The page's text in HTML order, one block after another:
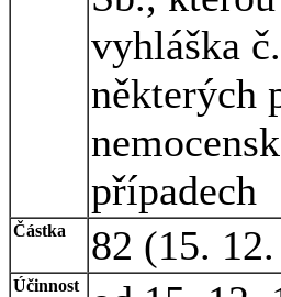
vyhláška
některých
případech
Částka 82 (15.
Účinnost